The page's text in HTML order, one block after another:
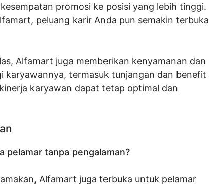
promosi ke posisi yang lebih tinggi.
peluang karir Anda pun semakin terbuka
Alfamart juga memberikan kenyamanan dan
karyawannya, termasuk tunjangan dan benefit
karyawan dapat tetap optimal dan
pelamar tanpa pengalaman?
Alfamart juga terbuka untuk pelamar